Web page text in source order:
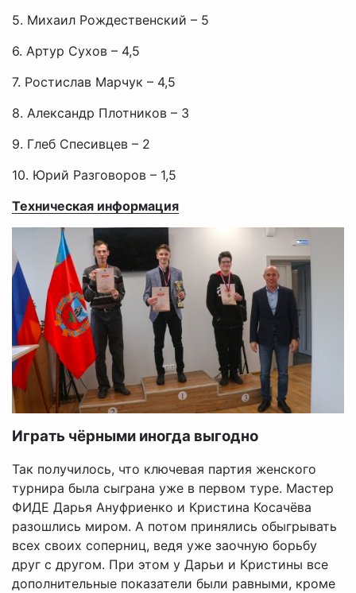
5. Михаил Рождественский – 5
6. Артур Сухов – 4,5
7. Ростислав Марчук – 4,5
8. Александр Плотников – 3
9. Глеб Спесивцев – 2
10. Юрий Разговоров – 1,5
Техническая информация
Играть чёрными иногда выгодно
Так получилось, что ключевая партия женского
турнира была сыграна уже в первом туре. Мастер
ФИДЕ Дарья Ануфриенко и Кристина Косачёва
разошлись миром. А потом принялись обыгрывать
всех своих соперниц, ведя уже заочную борьбу
друг с другом. При этом у Дарьи и Кристины все
дополнительные показатели были равными, кроме